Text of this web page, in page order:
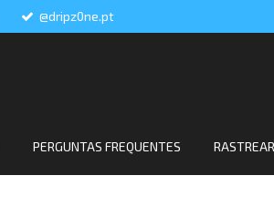
@dripz0ne.pt
PERGUNTAS FREQUENTES